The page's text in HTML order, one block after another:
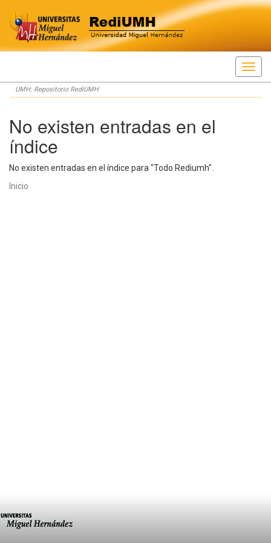
Skip
navigation
UMH: Repositorio RediUMH
No existen entradas en el
índice
No existen entradas en el índice para "Todo Rediumh".
Inicio